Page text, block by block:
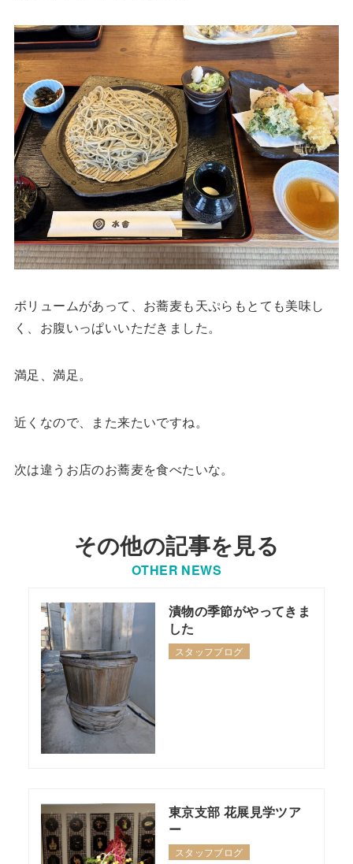
ボリュームがあって、お蕎麦も天ぷらもとても美味し
く、お腹いっぱいいただきました。
満足、満足。
近くなので、また来たいですね。
次は違うお店のお蕎麦を食べたいな。
その他の記事を見る
OTHER NEWS
漬物の季節がやってきま
した
スタッフブログ
東京支部 花展見学ツア
ー
スタッフブログ